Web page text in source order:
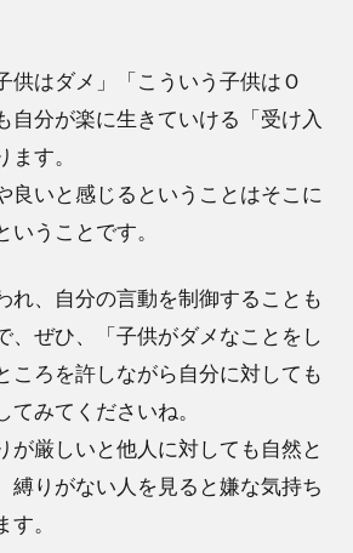
供はダメ」「こういう子供はＯ
自分が楽に生きていける「受け入
す。
良いと感じるということはそこに
いうことです。
れ、自分の言動を制御することも
、ぜひ、「子供がダメなことをし
ころを許しながら自分に対しても
みてくださいね。
が厳しいと他人に対しても自然と
縛りがない人を見ると嫌な気持ち
。